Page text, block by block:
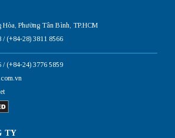
Hòa, Phường Tân Bình, TP.HCM
/ (+84-28) 3811 8566
/ (+84-24) 3776 5859
TY